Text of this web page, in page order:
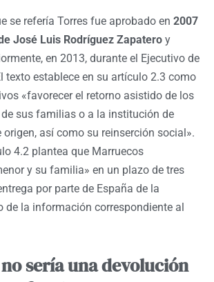
se refería Torres fue aprobado en 2007
José Luis Rodríguez Zapatero y
en 2013, durante el Ejecutivo de
texto establece en su artículo 2.3 como
«favorecer el retorno asistido de los
sus familias o a la institución de
así como su reinserción social».
4.2 plantea que Marruecos
y su familia» en un plazo de tres
por parte de España de la
de la información correspondiente al
sería una devolución